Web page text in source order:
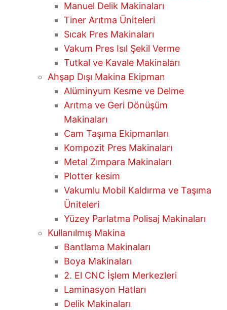
Manuel Delik Makinaları
Tiner Arıtma Üniteleri
Sıcak Pres Makinaları
Vakum Pres Isıl Şekil Verme
Tutkal ve Kavale Makinaları
Ahşap Dışı Makina Ekipman
Alüminyum Kesme ve Delme
Arıtma ve Geri Dönüşüm
Makinaları
Cam Taşıma Ekipmanları
Kompozit Pres Makinaları
Metal Zımpara Makinaları
Plotter kesim
Vakumlu Mobil Kaldırma ve Taşıma
Üniteleri
Yüzey Parlatma Polisaj Makinaları
Kullanılmış Makina
Bantlama Makinaları
Boya Makinaları
2. El CNC İşlem Merkezleri
Laminasyon Hatları
Delik Makinaları